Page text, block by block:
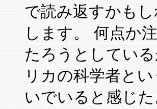
で読み返すかも
します。 何点か
たろうとしてい
リカの科学者と
いでいると感じ